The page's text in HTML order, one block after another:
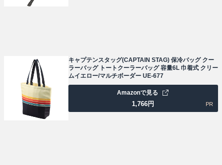
キャプテンスタッグ(CAPTAIN STAG) 保冷バッグ クー
ラーバッグ トートクーラーバッグ 容量6L 巾着式 クリー
ムイエロー/マルチボーダー UE-677
1,766円
Amazonで見る
PR